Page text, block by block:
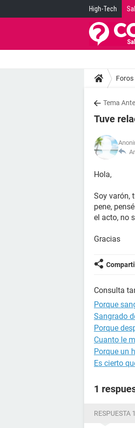
High-Tech
Foros
Tema
Tuve
Hola,
Soy varón,
pene,
el acto, no
Gracias
Consulta
Porque
Sangrado
Porque
Cuanto le
Porque un
Es cierto
1
RESPUESTA